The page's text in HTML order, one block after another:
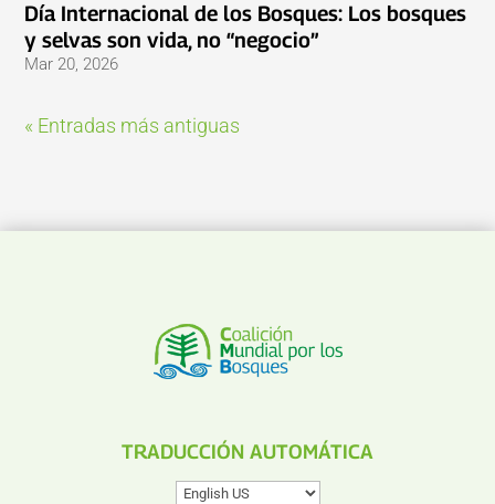
Día Internacional de los Bosques: Los bosques
y selvas son vida, no “negocio”
Mar 20, 2026
« Entradas más antiguas
TRADUCCIÓN AUTOMÁTICA